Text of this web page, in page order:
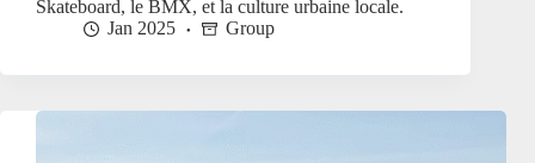
Skateboard, le BMX, et la culture urbaine locale.
Jan 2025
Group